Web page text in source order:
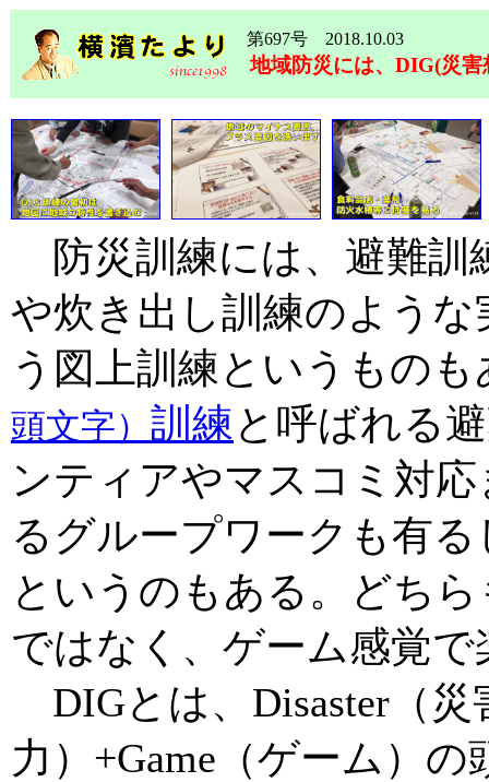
第697号 2018.10.03
地域防災には、DIG(災害
防災訓練には、避難訓
や炊き出し訓練のよう
う図上訓練というものも
頭文字） 訓練 と呼ばれる
ンティアやマスコミ対
るグループワークも有る
というのもある。どち
ではなく、ゲーム感覚
DIGとは、Disaster（災
力）+Game（ゲーム）